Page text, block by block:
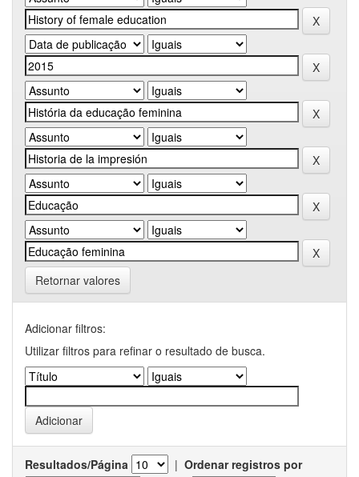
Retornar valores
Adicionar filtros:
Utilizar filtros para refinar o resultado de busca.
Resultados/Página | Ordenar registros por